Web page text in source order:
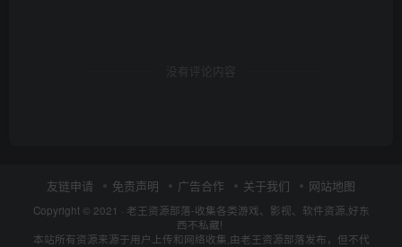
没有评论内容
友链申请 免责声明 广告合作 关于我们 网站地图
Copyright © 2021 · 老王资源部落-收集各类游戏、影视、软件资源,好东
西不私藏!
本站所有资源来源于用户上传和网络收集,由老王资源部落发布，但不代